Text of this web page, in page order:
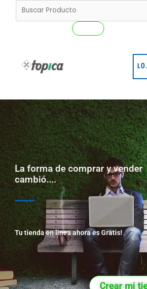
L
La forma de comprar y vender
cambió....
Tu tienda en linea ahora es Gratis!
Crear mi